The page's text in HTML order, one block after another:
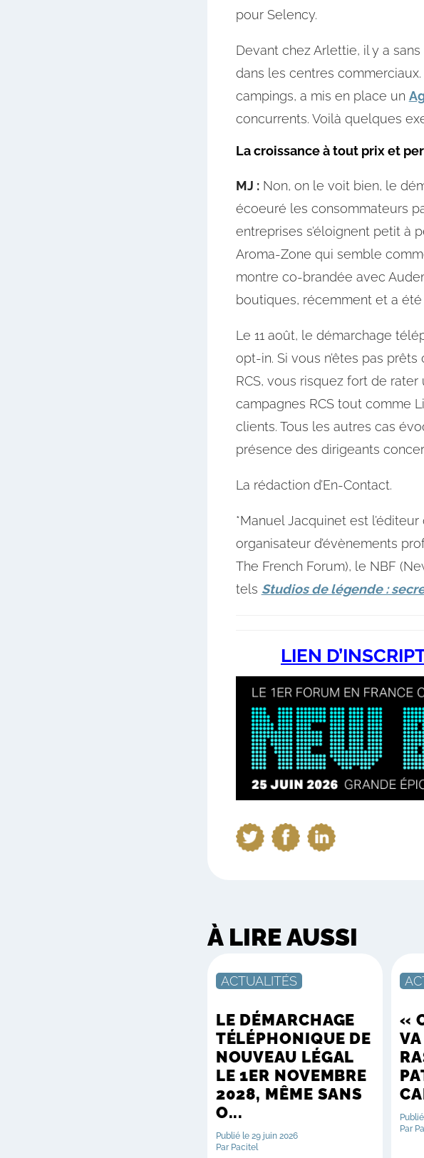
pour Selency.
Devant chez Arlettie, il y a
dans les centres
campings, a mis en place un
concurrents. Voilà quelques
La croissance à tout prix et
MJ :Non, on le voit bien, le
écoeuré les consommateurs
entreprises s’éloignent petit à
Aroma-Zone qui semble
montre co-brandée avec
boutiques, récemment et a été
Le 11 août, le démarchage
opt-in. Si vous n’êtes pas
RCS, vous risquez fort de
campagnes RCS tout comme
clients. Tous les autres cas
présence des dirigeants
La rédaction d’En-Contact.
*Manuel Jacquinet est
organisateur d’évènements
The French Forum), le NBF
tels Studios de légende :
LIEN
À LIRE AUSSI
ACTUALITÉS
LE DÉMARCHAGE
TÉLÉPHONIQUE DE
NOUVEAU LÉGAL
LE 1ER NOVEMBRE
2028, MÊME SANS
O...
Publié le 29 juin 2026
Par Pacitel
«
Par